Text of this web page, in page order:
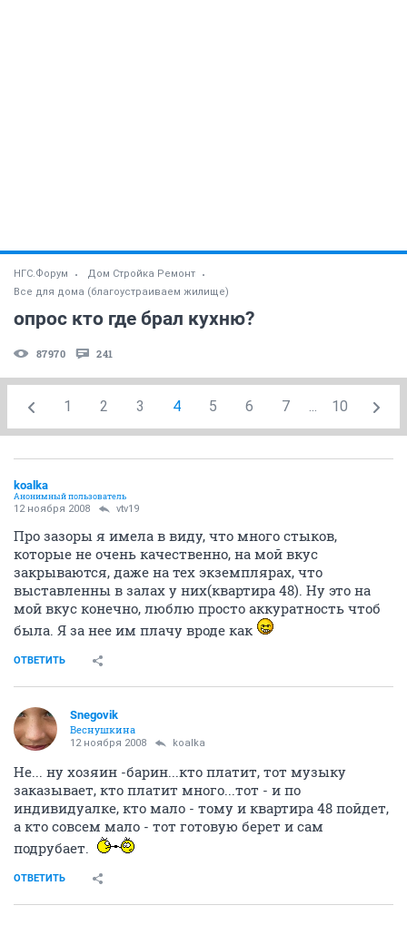
НГС.Форум
Дом Стройка Ремонт
Все для дома (благоустраиваем жилище)
опрос кто где брал кухню?
87970 241
1 2 3 4 5 6 7 ... 10
koalka
Анонимный пользователь
12 ноября 2008 vtv19
Про зазоры я имела в виду, что много стыков,
которые не очень качественно, на мой вкус
закрываются, даже на тех экземплярах, что
выставленны в залах у них(квартира 48). Ну это на
мой вкус конечно, люблю просто аккуратность чтоб
была. Я за нее им плачу вроде как
ОТВЕТИТЬ
Snegovik
Веснушкина
12 ноября 2008 koalka
Не... ну хозяин -барин...кто платит, тот музыку
заказывает, кто платит много...тот - и по
индивидуалке, кто мало - тому и квартира 48 пойдет,
а кто совсем мало - тот готовую берет и сам
подрубает.
ОТВЕТИТЬ